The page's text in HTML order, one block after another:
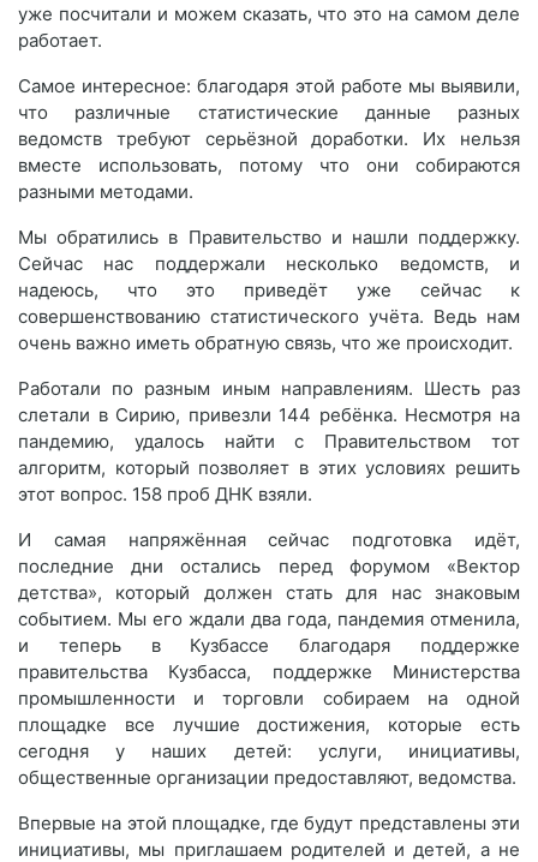
уже посчитали и можем сказать, что это на самом деле
работает.
Самое интересное: благодаря этой работе мы выявили,
что различные статистические данные разных
ведомств требуют серьёзной доработки. Их нельзя
вместе использовать, потому что они собираются
разными методами.
Мы обратились в Правительство и нашли поддержку.
Сейчас нас поддержали несколько ведомств, и
надеюсь, что это приведёт уже сейчас к
совершенствованию статистического учёта. Ведь нам
очень важно иметь обратную связь, что же происходит.
Работали по разным иным направлениям. Шесть раз
слетали в Сирию, привезли 144 ребёнка. Несмотря на
пандемию, удалось найти с Правительством тот
алгоритм, который позволяет в этих условиях решить
этот вопрос. 158 проб ДНК взяли.
И самая напряжённая сейчас подготовка идёт,
последние дни остались перед форумом «Вектор
детства», который должен стать для нас знаковым
событием. Мы его ждали два года, пандемия отменила,
и теперь в Кузбассе благодаря поддержке
правительства Кузбасса, поддержке Министерства
промышленности и торговли собираем на одной
площадке все лучшие достижения, которые есть
сегодня у наших детей: услуги, инициативы,
общественные организации предоставляют, ведомства.
Впервые на этой площадке, где будут представлены эти
инициативы, мы приглашаем родителей и детей, а не